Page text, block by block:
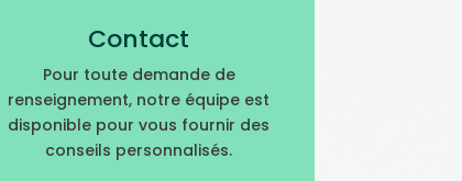
Contact
Pour toute demande de
renseignement, notre équipe est
disponible pour vous fournir des
conseils personnalisés.